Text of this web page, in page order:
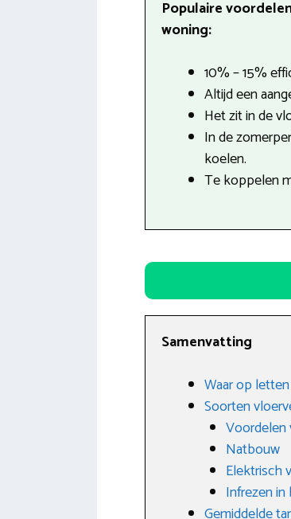
Populaire
woning:
10% – 15%
Altijd een
Het zit in de
In de
koelen.
Te koppelen
Samenvatting
Waar op
Soorten
Natbouw
Elektrisch
Infrezen
Gemiddelde